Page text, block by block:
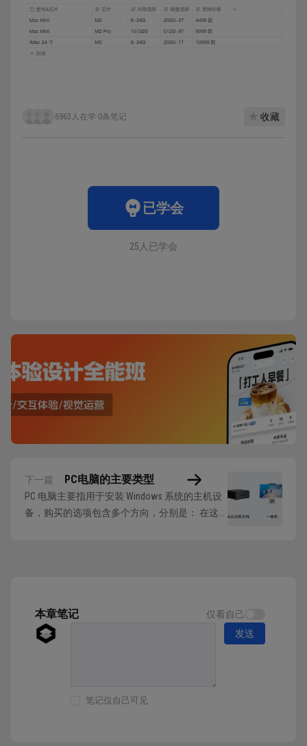
6963人在学·0条笔记 收藏
已学会
25人已学会
下一篇 PC电脑的主要类型
PC 电脑主要指用于安装 Windows 系统的主机设
备，购买的选项包含多个方向，分别是： 在这
本章笔记 仅看自己
笔记仅自己可见
发送